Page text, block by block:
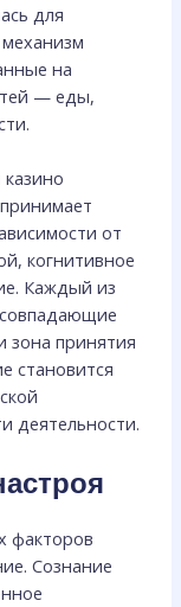
для
на
— еды,
от
когнитивное
Каждый из
зона принятия
становится
деятельности.
факторов
Сознание